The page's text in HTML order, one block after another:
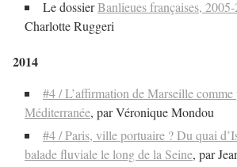
Le dossierBanlieues françaises,
Charlotte Ruggeri
2014
#4 / L’affirmation de Marseille comme
Méditerranée, par Véronique Mondou
#4 / Paris, ville portuaire ? Du quai
balade fluviale le long de la Seine, par